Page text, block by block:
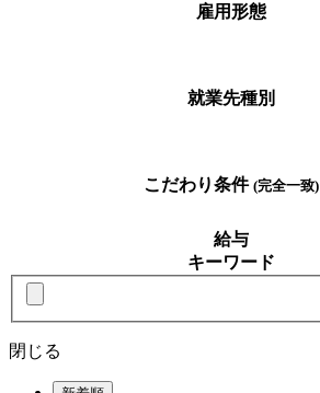
雇用形態
就業先種別
こだわり条件 (完全一致)
給与
キーワード
閉じる